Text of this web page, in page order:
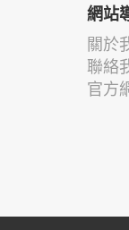
網站
關於
聯絡
官方